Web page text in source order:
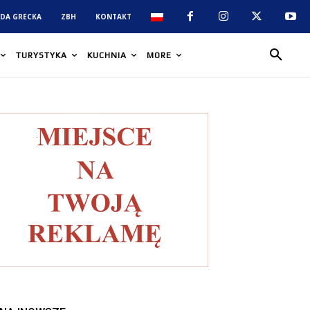
GRECKA ZBH KONTAKT
TURYSTYKA KUCHNIA MORE